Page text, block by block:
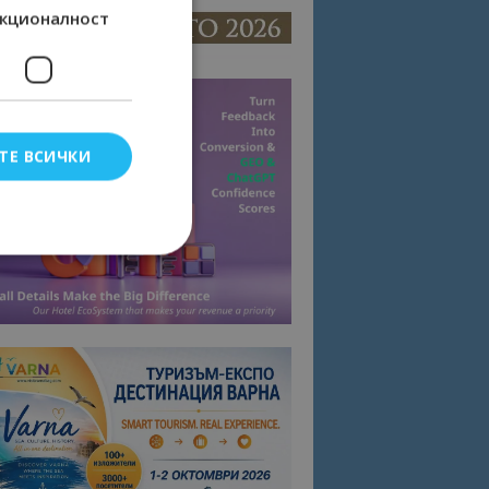
ВСИЧКИ
влизане и
съгласието
на сайта.